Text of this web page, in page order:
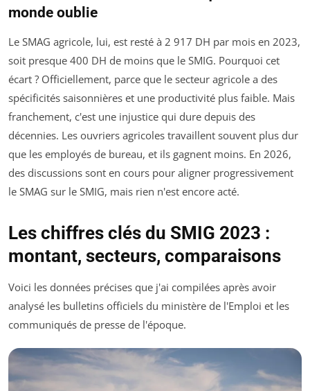
monde oublie
Le SMAG agricole, lui, est resté à 2 917 DH par mois en 2023,
soit presque 400 DH de moins que le SMIG. Pourquoi cet
écart ? Officiellement, parce que le secteur agricole a des
spécificités saisonnières et une productivité plus faible. Mais
franchement, c'est une injustice qui dure depuis des
décennies. Les ouvriers agricoles travaillent souvent plus dur
que les employés de bureau, et ils gagnent moins. En 2026,
des discussions sont en cours pour aligner progressivement
le SMAG sur le SMIG, mais rien n'est encore acté.
Les chiffres clés du SMIG 2023 :
montant, secteurs, comparaisons
Voici les données précises que j'ai compilées après avoir
analysé les bulletins officiels du ministère de l'Emploi et les
communiqués de presse de l'époque.